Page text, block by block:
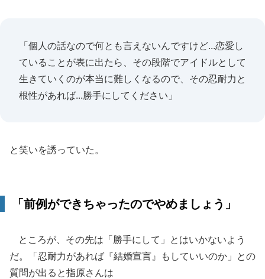
「個人の話なので何とも言えないんですけど...恋愛し
ていることが表に出たら、その段階でアイドルとして
生きていくのが本当に難しくなるので、その忍耐力と
根性があれば...勝手にしてください」
と笑いを誘っていた。
「前例ができちゃったのでやめましょう」
ところが、その先は「勝手にして」とはいかないよう
だ。「忍耐力があれば『結婚宣言』もしていいのか」との
質問が出ると指原さんは